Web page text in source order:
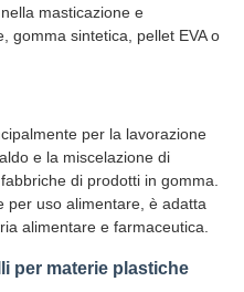
masticazione e
gomma sintetica, pellet EVA o
per la lavorazione
e la miscelazione di
di prodotti in gomma.
per uso alimentare, è adatta
alimentare e farmaceutica.
per materie plastiche